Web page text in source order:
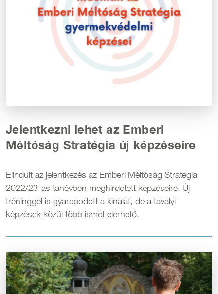
Jelentkezni lehet az Emberi
Méltóság Stratégia új képzéseire
Elindult az jelentkezés az Emberi Méltóság Stratégia
2022/23-as tanévben meghirdetett képzéseire. Új
tréninggel is gyarapodott a kínálat, de a tavalyi
képzések közül több ismét elérhető.
Kép